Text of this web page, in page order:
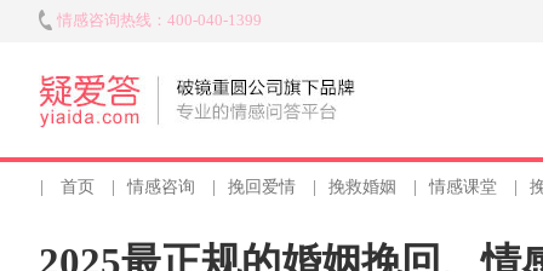
情感咨询热线：400-040-1399
首页 情感咨询 挽回爱情 挽救婚姻 情感课堂
2025最正规的婚姻挽回、情